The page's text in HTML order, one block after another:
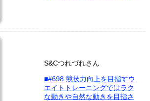
S&Cつれづれさん
■#698 競技力向上を目指すウ
エイトトレーニングではラク
な動きや自然な動きを目指さ